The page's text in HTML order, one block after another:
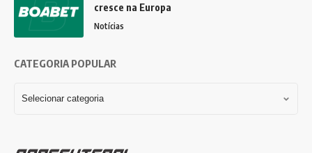
cresce na Europa
Notícias
CATEGORIA POPULAR